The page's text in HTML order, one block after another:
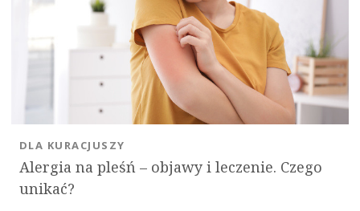
Alergia na pleśń – objawy i leczenie. Czego
unikać?
DLA KURACJUSZY